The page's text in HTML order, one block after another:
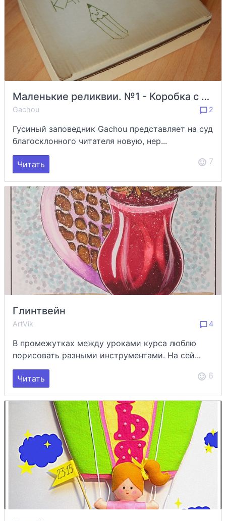
Маленькие реликвии. №1 - Коробка с карандашами
Gachou 2
Гусиный заповедник Gachou представляет на суд
благосклонного читателя новую, нер...
Читать 7
Глинтвейн
ArtVik 4
В промежутках между уроками курса люблю
порисовать разными инструментами. На сей...
Читать 6